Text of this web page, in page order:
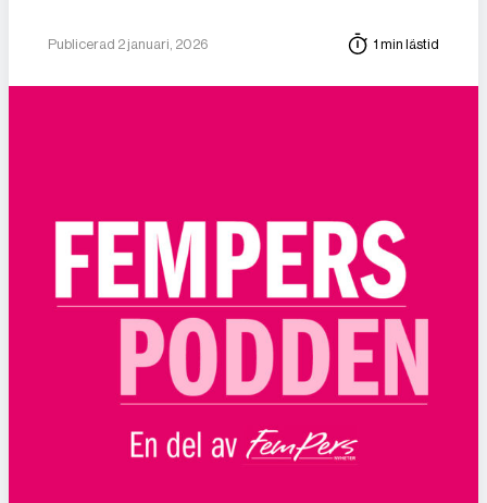
Publicerad 2 januari, 2026 1 min lästid